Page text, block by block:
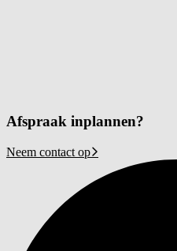
Afspraak inplannen?
Neem contact op